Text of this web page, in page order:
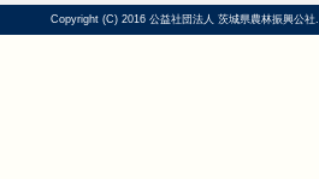
Copyright (C) 2016 公益社団法人 茨城県農林振興公社.